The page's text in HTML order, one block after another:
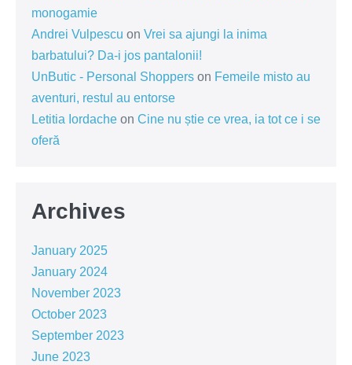
monogamie
Andrei Vulpescu on Vrei sa ajungi la inima
barbatului? Da-i jos pantalonii!
UnButic - Personal Shoppers on Femeile misto au
aventuri, restul au entorse
Letitia Iordache on Cine nu știe ce vrea, ia tot ce i se
oferă
Archives
January 2025
January 2024
November 2023
October 2023
September 2023
June 2023